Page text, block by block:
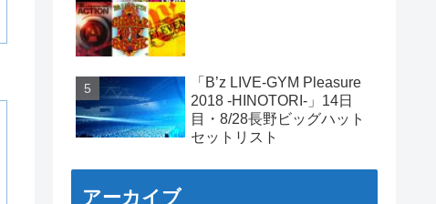
「B’z LIVE-GYM Pleasure
2018 -HINOTORI-」14日
目・8/28長野ビッグハット
セットリスト
アーカイブ